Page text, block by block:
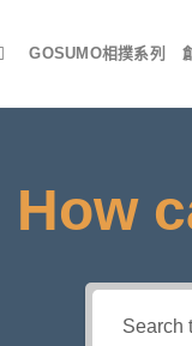
GOSUMO相撲系列
How